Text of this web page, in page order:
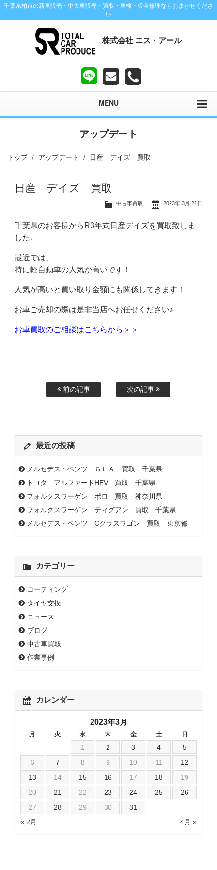
千葉県柏市の新車販売・中古車販売・買取・車検・板金修理ならおまかせくださ
い
株式会社 エス・アール
MENU
アップデート
トップ アップデート 日産 デイズ 買取
日産 デイズ 買取
2023年 3月 21日
中古車買取
千葉県のお客様からR3年式日産デイズを買取致しま
した。
最近では、
特に軽自動車の人気が高いです！
人気が高いと買い取り金額にも関係してきます！
お車ご売却の際は是非当店へお任せください♪
お車買取のご相談はこちらから＞＞
前の記事 次の記事
最近の投稿
メルセデス・ベンツ ＧＬＡ 買取 千葉県
トヨタ アルファードHEV 買取 千葉県
フォルクスワーゲン ポロ 買取 神奈川県
フォルクスワーゲン ティグアン 買取 千葉県
メルセデス・ベンツ Cクラスワゴン 買取 東京都
カテゴリー
コーティング
タイヤ交換
ニュース
ブログ
中古車買取
作業事例
カレンダー
2023年3月
月 火 水 木 金 土 日
« 2月 4月 »
1 2 3 4
5
6
7 8 9 10 11
12
13
14 15 16 17 18
19
20
21 22 23 24 25
26
27
28 29 30 31